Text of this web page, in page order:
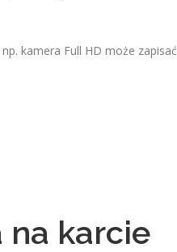
kamera Full HD może zapisać
na karcie